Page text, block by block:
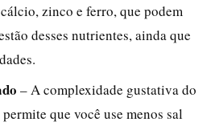
zinco e ferro, que podem
desses nutrientes, ainda que
– A complexidade gustativa do
que você use menos sal